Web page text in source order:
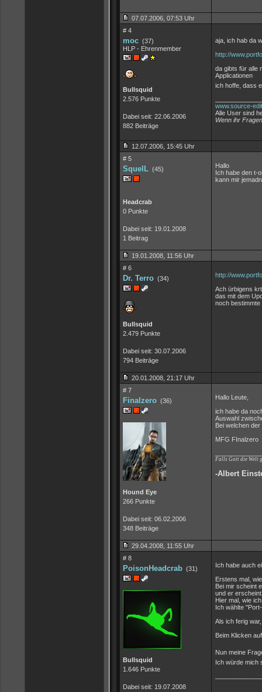
07.07.2006, 07:53 Uhr
# 4
moc (37)
HLP - Ehrenmember
Bullsquid
2.576 Punkte
Dabei seit: 22.06.2006
882 Beiträge
aja, ich hab da
http://
da gibts für alle
Applicationen
ich hoffe, dass
www.source-
Alle User sind
Wenn ihr
12.07.2006, 15:45 Uhr
# 5
SquelL (45)
Headcrab
0 Punkte
Dabei seit: 19.01.2008
1 Beitrag
Hallo
Ich habe den t-
kann mir
19.01.2008, 11:56 Uhr
# 6
Dr. Terro (34)
Bullsquid
2.479 Punkte
Dabei seit: 30.07.2006
794 Beiträge
http://
Ach ürbigens
das mit dem
noch
20.01.2008, 21:17 Uhr
# 7
Finalzero (36)
Hound Eye
266 Punkte
Dabei seit: 06.02.2006
348 Beiträge
Hallo Leute,
ich habe da
Auswahl
Bei welchen
MFG FInalzero
Falls Gott die Welt
-Albert
29.04.2008, 11:55 Uhr
# 8
PoisonHeadcrab (31)
Bullsquid
1.646 Punkte
Dabei seit: 19.07.2008
Ich habe auch
Erstens mal,
Bei mir scheint
und er
Hier mal, wie
Ich wählte
Als ich ferig
Beim Klicken
Nun meine
Ich würde mich